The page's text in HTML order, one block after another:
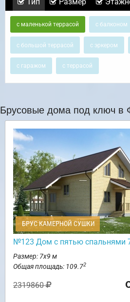
с маленькой террасой с балконом
с большой террасой с эркером
с гаражом с террасой
Брусовые дома под ключ
БРУС КАМЕРНОЙ СУШКИ
№123 Дом с пятью спальнями
Размер: 7х9 м
Общая площадь: 109.72
2319860